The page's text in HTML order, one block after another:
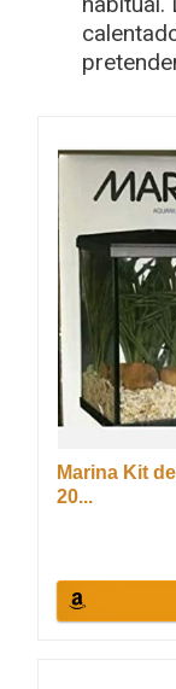
Marina Kit
20...